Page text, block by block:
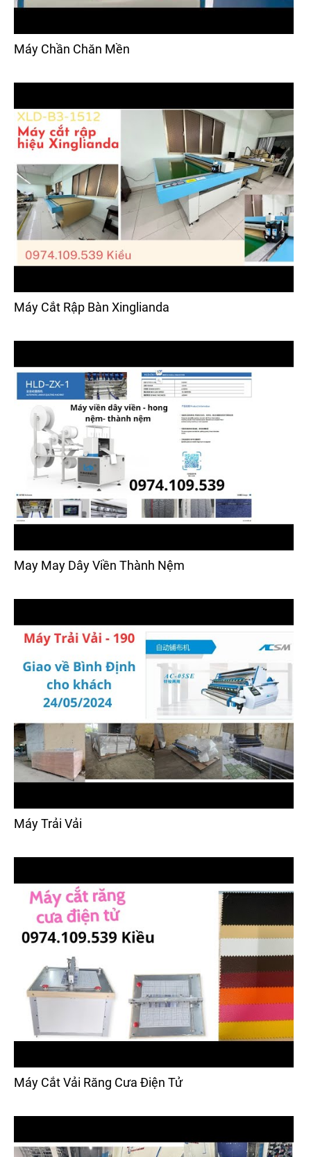
Máy Chần Chăn Mền
Máy Cắt Rập Bàn Xinglianda
May May Dây Viền Thành Nệm
Máy Trải Vải
Máy Cắt Vải Răng Cưa Điện Tử